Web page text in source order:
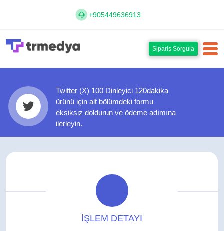
+905449636913
Sipariş Sorgula
Twitter (X) 100 Dinleyici 120dakika
ürünü için alt bölümdeki formu
eksiksiz doldurun ve ödeme adımına
ilerleyin.
İŞLEM DETAYI